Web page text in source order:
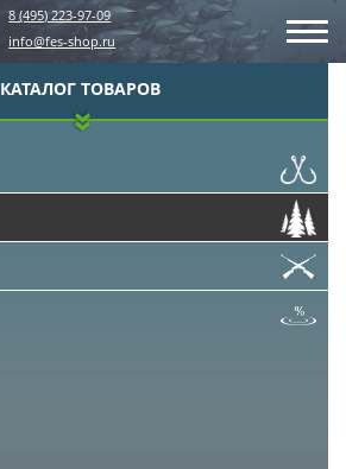
8 (495) 223-97-09
info@fes-shop.ru
КАТАЛОГ ТОВАРОВ